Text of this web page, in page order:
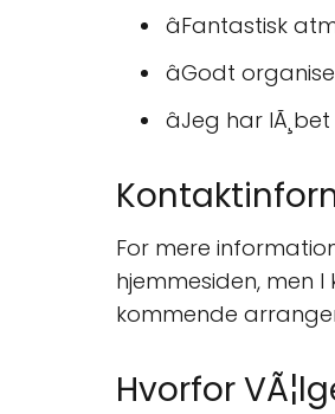
âFantastisk
âGodt
âJeg har
For mere
hjemmesiden, men
kommende
Hvorfor